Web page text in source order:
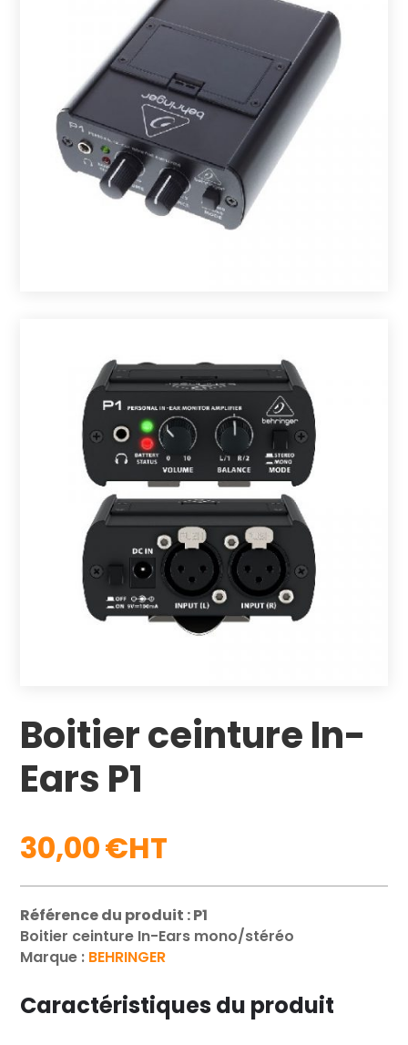
Boitier ceinture In-
Ears P1
30,00€
Référence du produit : P1
Boitier ceinture In-Ears mono/stéréo
Marque : BEHRINGER
Caractéristiques du produit